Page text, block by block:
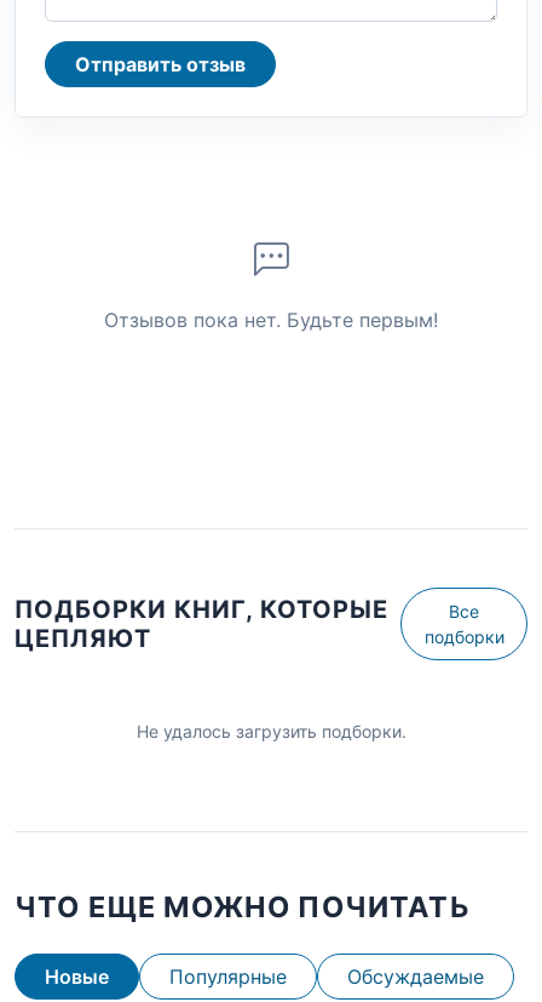
Отправить отзыв
Отзывов пока нет. Будьте первым!
ПОДБОРКИ КНИГ, КОТОРЫЕ
ЦЕПЛЯЮТ
Все
подборки
Не удалось загрузить подборки.
ЧТО ЕЩЕ МОЖНО ПОЧИТАТЬ
Новые Популярные Обсуждаемые